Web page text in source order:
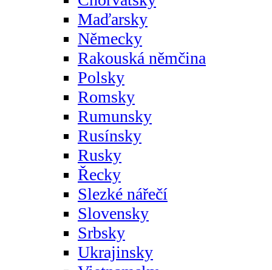
Maďarsky
Německy
Rakouská němčina
Polsky
Romsky
Rumunsky
Rusínsky
Rusky
Řecky
Slezké nářečí
Slovensky
Srbsky
Ukrajinsky